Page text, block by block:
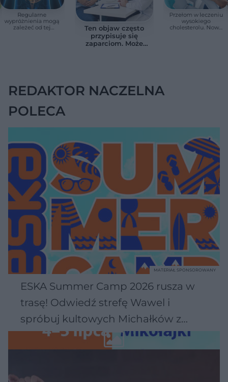
Regularne
wypróżnienia mogą
zależeć od tej
Ten objaw często
przypisuje się
zaparciom. Może
Przełom w leczeniu
wysokiego
cholesterolu. Nowa
REDAKTOR NACZELNA
POLECA
ESKA Summer Camp 2026 rusza w
trasę! Odwiedź strefę Wawel i
spróbuj kultowych Michałków z
Wawelu
MATERIAŁ SPONSOROWANY